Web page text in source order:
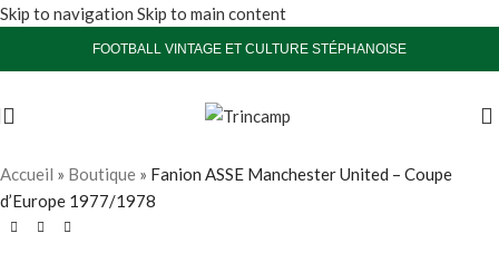
Skip to navigation Skip to main content
FOOTBALL VINTAGE ET CULTURE STÉPHANOISE
Accueil » Boutique » Fanion ASSE Manchester United – Coupe
d’Europe 1977/1978